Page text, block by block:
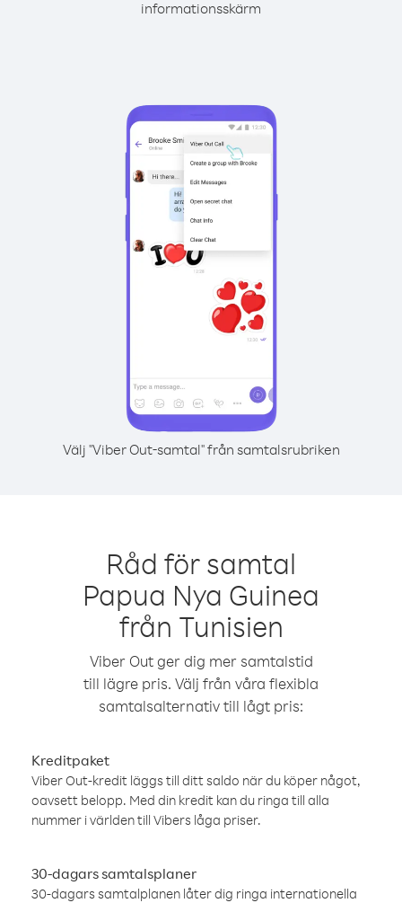
informationsskärm
Välj "Viber Out-samtal" från samtalsrubriken
Råd för samtal
Papua Nya Guinea
från Tunisien
Viber Out ger dig mer samtalstid
till lägre pris. Välj från våra flexibla
samtalsalternativ till lågt pris:
Kreditpaket
Viber Out-kredit läggs till ditt saldo när du köper något,
oavsett belopp. Med din kredit kan du ringa till alla
nummer i världen till Vibers låga priser.
30-dagars samtalsplaner
30-dagars samtalplanen låter dig ringa internationella